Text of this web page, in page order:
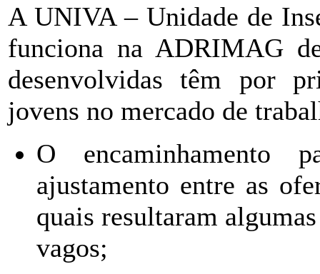
A UNIVA – Unidade de
funciona na ADRIMAG
desenvolvidas têm por
jovens no mercado de
O encaminhamento
ajustamento entre as
quais resultaram
vagos;